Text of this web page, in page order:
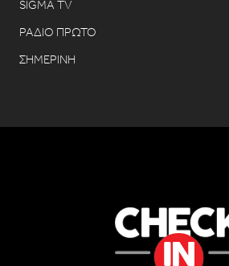
SIGMA TV
ΡΑΔΙΟ ΠΡΩΤΟ
ΣΗΜΕΡΙΝΗ